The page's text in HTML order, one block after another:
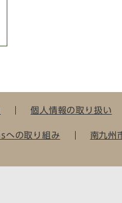
個人情報の取り扱い
への取り組み 南九州